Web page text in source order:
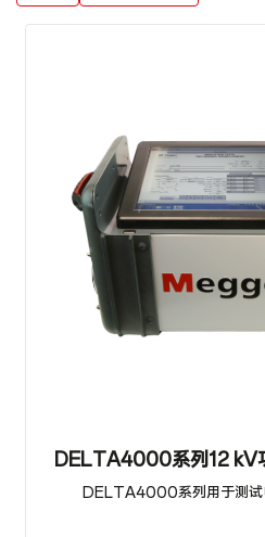
DELTA4000系列12 kV
DELTA4000系列用于测试